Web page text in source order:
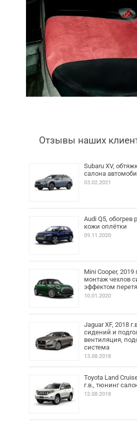
Отзывы наших
Subaru XV,
салона
03.02.2021
Audi Q5, обогрев
кожи оплётки
09.11.2020
Mini Cooper,
монтаж чехлов
эффектом
10.01.2020
Jaguar XF, 2018
сидений и
вентиляция,
система
13.08.2018
Toyota Land
г.в., тюнинг
12.08.2018